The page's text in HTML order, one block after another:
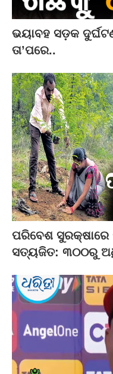
ଭୟାବହ ସଡ଼କ
ତା’ପରେ..
ପରିବେଶ ସୁରକ୍ଷାରେ
ସତ୍ୟଜିତ: ୩୦୦ରୁ